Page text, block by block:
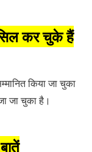
कर चुके हैं
किया जा चुका
जा चुका है।